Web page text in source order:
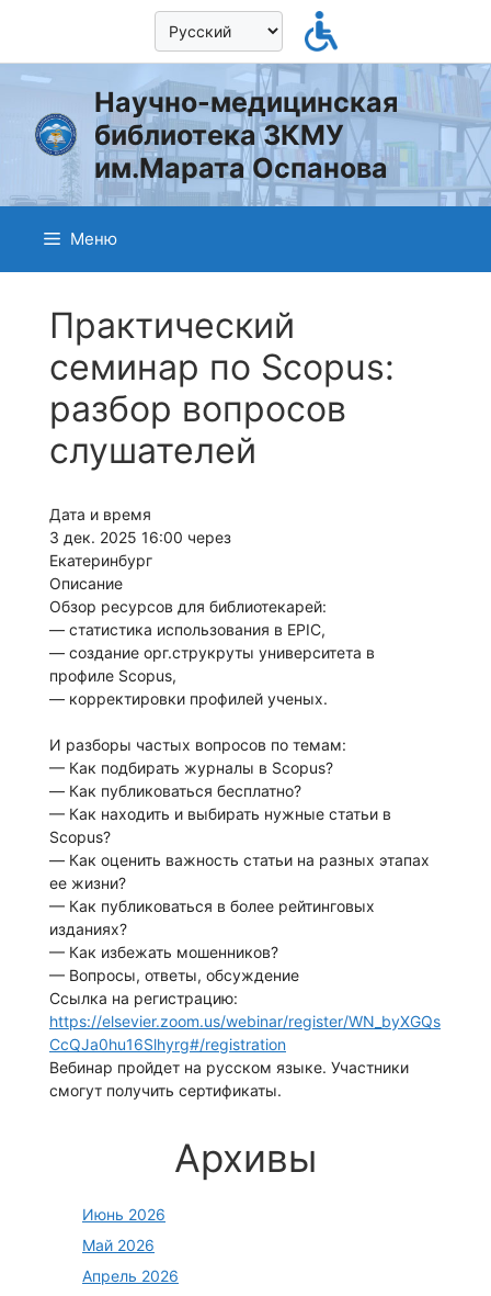
Научно-медицинская
библиотека ЗКМУ
им.Марата Оспанова
Меню
Практический
семинар по Scopus:
разбор вопросов
слушателей
Дата и время
3 дек. 2025 16:00 через
Екатеринбург
Описание
Обзор ресурсов для библиотекарей:
— статистика использования в EPIC,
— создание орг.струкруты университета в
профиле Scopus,
— корректировки профилей ученых.
И разборы частых вопросов по темам:
— Как подбирать журналы в Scopus?
— Как публиковаться бесплатно?
— Как находить и выбирать нужные статьи в
Scopus?
— Как оценить важность статьи на разных этапах
ее жизни?
— Как публиковаться в более рейтинговых
изданиях?
— Как избежать мошенников?
— Вопросы, ответы, обсуждение
Ссылка на регистрацию:
https://elsevier.zoom.us/webinar/register/WN_byXGQs
CcQJa0hu16Slhyrg#/registration
Вебинар пройдет на русском языке. Участники
смогут получить сертификаты.
Архивы
Июнь 2026
Май 2026
Апрель 2026